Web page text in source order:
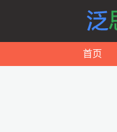
首页